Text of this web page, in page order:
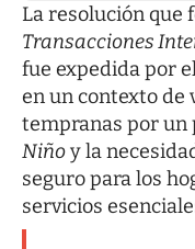
La resolución que
Transacciones
fue expedida por
en un contexto
tempranas por un
Niñoy la
seguro para los
servicios